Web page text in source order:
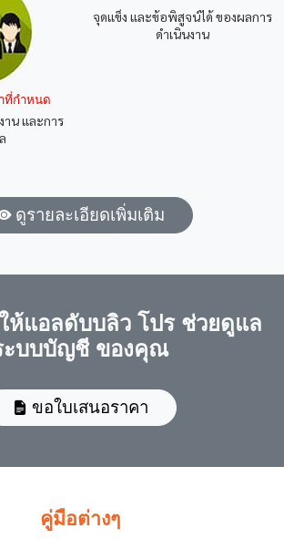
ที่กำหนด
น และการ
จุดแข็ง และข้อพิสูจน์ได้ ของผลการ
ดำเนินงาน
ดูรายละเอียดเพิ่มเติม
ห้แอลดับบลิว โปร ช่วยดูแล
ะบบบัญชี ของคุณ
ขอใบเสนอราคา
คู่มือต่างๆ